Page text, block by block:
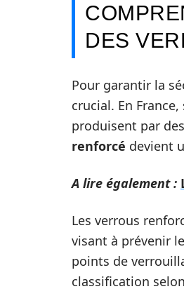
DES
Pour garantir la
crucial. En
produisent par
renforcé devient
A lire également :
Les verrous
visant à prévenir
points de
classification